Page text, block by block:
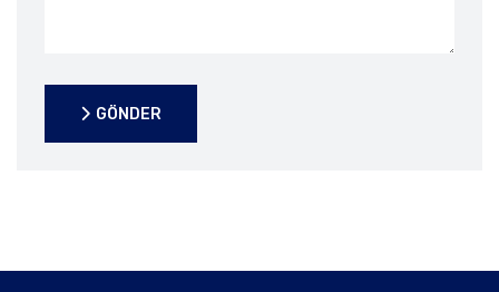
GÖNDER